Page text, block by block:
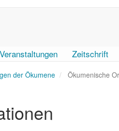
Veranstaltungen Zeitschrift
der Ökumene Ökumenische